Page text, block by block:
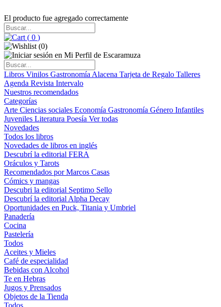
El producto fue agregado correctamente
( 0 )
(0)
Libros Vinilos Gastronomía Alacena Tarjeta de Regalo Talleres
Agenda Revista Intervalo
Nuestros recomendados
Categorías
Arte Ciencias sociales Economía Gastronomía Género Infantiles
Juveniles Literatura Poesía Ver todas
Novedades
Todos los libros
Novedades de libros en inglés
Descubrí la editorial FERA
Oráculos y Tarots
Recomendados por Marcos Casas
Cómics y mangas
Descubri la editorial Septimo Sello
Descubrí la editorial Alpha Decay
Oportunidades en Puck, Titania y Umbriel
Panadería
Cocina
Pastelería
Todos
Aceites y Mieles
Café de especialidad
Bebidas con Alcohol
Te en Hebras
Jugos y Prensados
Objetos de la Tienda
Todos